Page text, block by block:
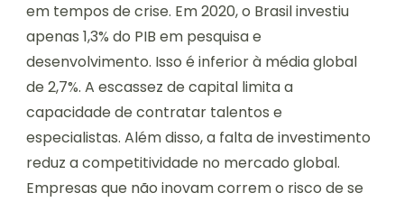
em tempos de crise. Em 2020, o Brasil investiu
apenas 1,3% do PIB em pesquisa e
desenvolvimento. Isso é inferior à média global
de 2,7%. A escassez de capital limita a
capacidade de contratar talentos e
especialistas. Além disso, a falta de investimento
reduz a competitividade no mercado global.
Empresas que não inovam correm o risco de se